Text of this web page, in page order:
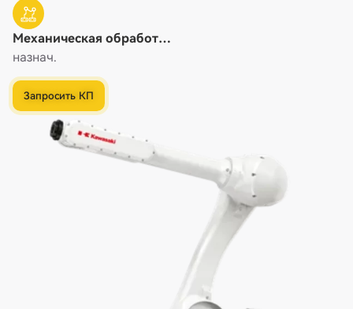
Механическая обработка
/ Машинная обработка /
Полировка, Нанесение /
Покраска / Склеивание,
Погрузка / Разгрузка,
Сварка,
Транспортировка
назнач.
Запросить КП